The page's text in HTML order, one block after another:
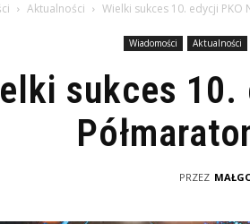
Aktualności Wielki sukces 10. edycji PKO
Wiadomości Aktualności
sukces 10.
PRZEZ